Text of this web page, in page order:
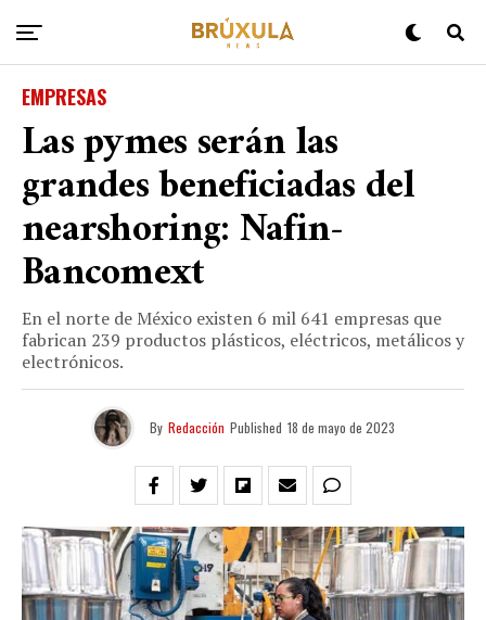
EMPRESAS
Las pymes serán las
grandes beneficiadas del
nearshoring: Nafin-
Bancomext
En el norte de México existen 6 mil 641 empresas que
fabrican 239 productos plásticos, eléctricos, metálicos y
electrónicos.
By Redacción Published 18 de mayo de 2023